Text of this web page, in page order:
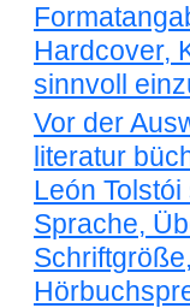
Hardcover,
sinnvoll
Vor der
literatur
León
Sprache,